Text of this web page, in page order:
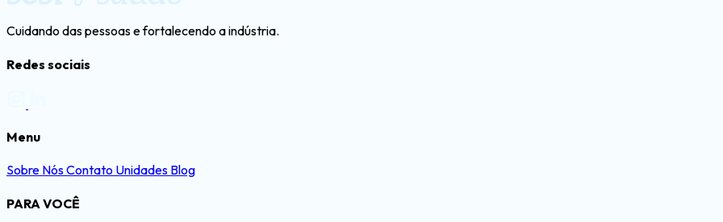
Cuidando das pessoas e fortalecendo a indústria.
Redes sociais
Menu
Sobre NósContato Unidades Blog
PARA VOCÊ